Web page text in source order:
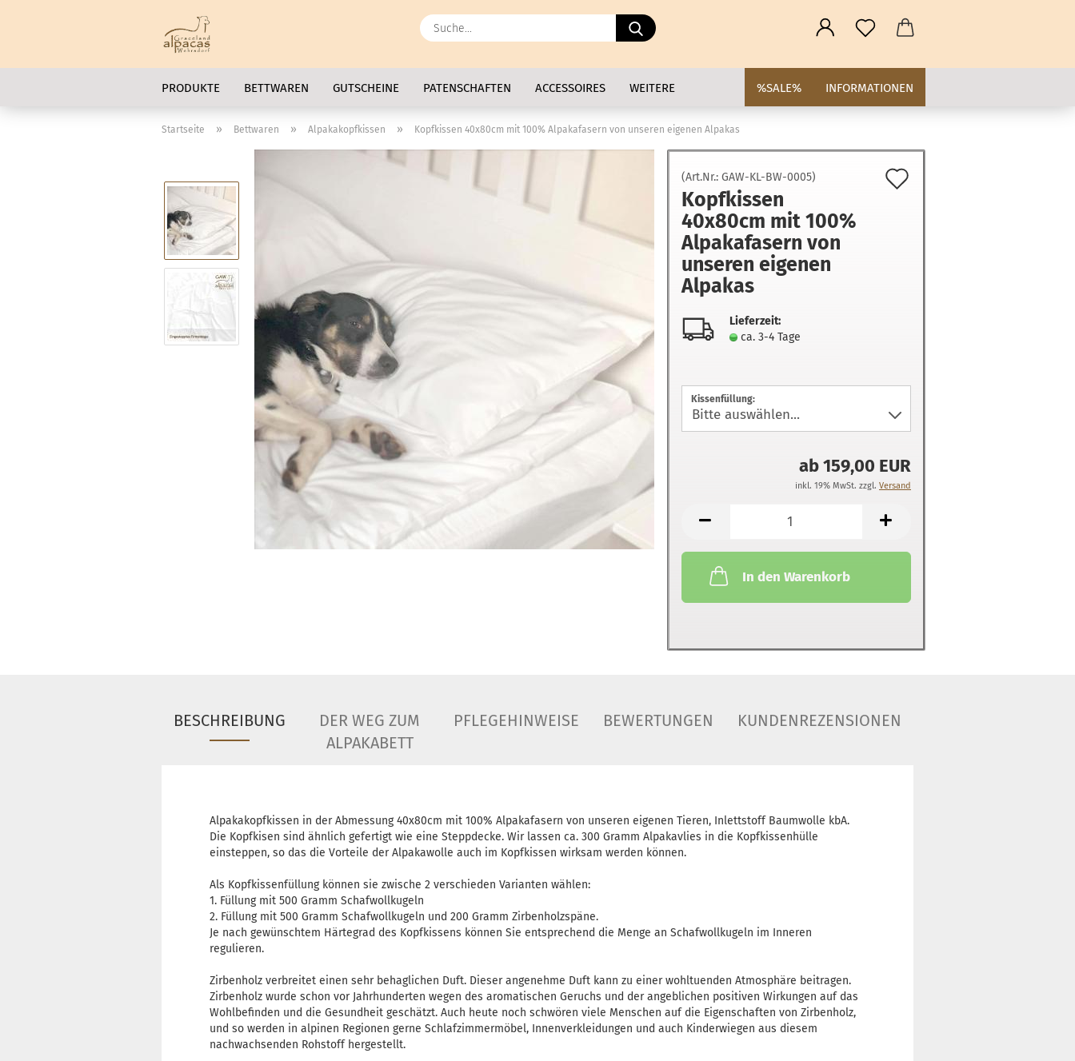
Suche...
PRODUKTE BETTWAREN GUTSCHEINE PATENSCHAFTEN ACCESSOIRES %SALE% INFORMATIONEN
WEITERE
Startseite » Bettwaren » Alpakakopfkissen » Kopfkissen 40x80cm mit 100% Alpakafasern von unseren eigenen Alpakas
(Art.Nr.: GAW-KL-BW-0005)
Kopfkissen
40x80cm mit 100%
Alpakafasern von
unseren eigenen
Alpakas
Lieferzeit:
ca. 3-4 Tage
Kissenfüllung:
ab 159,00 EUR
inkl. 19% MwSt. zzgl. Versand
In den Warenkorb
BESCHREIBUNG
DER WEG ZUM
ALPAKABETT
PFLEGEHINWEISE BEWERTUNGEN KUNDENREZENSIONEN
Alpakakopfkissen in der Abmessung 40x80cm mit 100% Alpakafasern von unseren eigenen Tieren, Inlettstoff Baumwolle kbA.
Die Kopfkisen sind ähnlich gefertigt wie eine Steppdecke. Wir lassen ca. 300 Gramm Alpakavlies in die Kopfkissenhülle
einsteppen, so das die Vorteile der Alpakawolle auch im Kopfkissen wirksam werden können.
Als Kopfkissenfüllung können sie zwische 2 verschieden Varianten wählen:
1. Füllung mit 500 Gramm Schafwollkugeln
2. Füllung mit 500 Gramm Schafwollkugeln und 200 Gramm Zirbenholzspäne.
Je nach gewünschtem Härtegrad des Kopfkissens können Sie entsprechend die Menge an Schafwollkugeln im Inneren
regulieren.
Zirbenholz verbreitet einen sehr behaglichen Duft. Dieser angenehme Duft kann zu einer wohltuenden Atmosphäre beitragen.
Zirbenholz wurde schon vor Jahrhunderten wegen des aromatischen Geruchs und der angeblichen positiven Wirkungen auf das
Wohlbefinden und die Gesundheit geschätzt. Auch heute noch schwören viele Menschen auf die Eigenschaften von Zirbenholz,
und so werden in alpinen Regionen gerne Schlafzimmermöbel, Innenverkleidungen und auch Kinderwiegen aus diesem
nachwachsenden Rohstoff hergestellt.